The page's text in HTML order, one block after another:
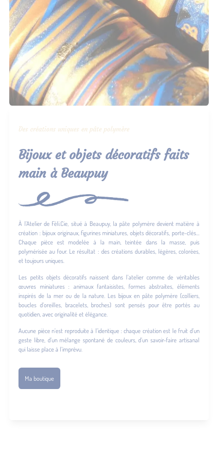
Des créations uniques en pâte polymère
Bijoux et objets décoratifs faits
main à Beaupuy
À l’Atelier de Féli.Cie, situé à Beaupuy, la pâte polymère devient matière à
création : bijoux originaux, figurines miniatures, objets décoratifs, porte-clés…
Chaque pièce est modelée à la main, teintée dans la masse, puis
polymérisée au four. Le résultat : des créations durables, légères, colorées,
et toujours uniques.
Les petits objets décoratifs naissent dans l’atelier comme de véritables
œuvres miniatures : animaux fantaisistes, formes abstraites, éléments
inspirés de la mer ou de la nature. Les bijoux en pâte polymère (colliers,
boucles d’oreilles, bracelets, broches) sont pensés pour être portés au
quotidien, avec originalité et élégance.
Aucune pièce n’est reproduite à l’identique : chaque création est le fruit d’un
geste libre, d’un mélange spontané de couleurs, d’un savoir-faire artisanal
qui laisse place à l’imprévu.
Ma boutique